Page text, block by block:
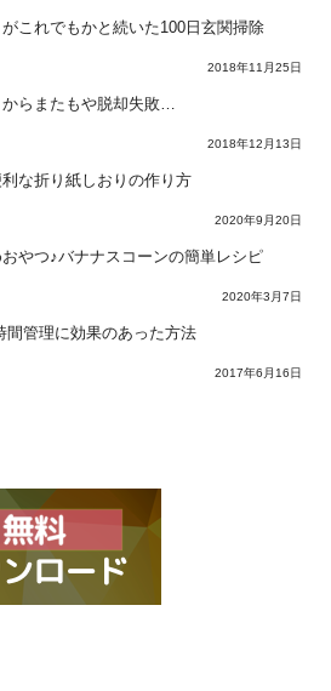
これでもかと続いた100日玄関掃除
2018年11月25日
らまたもや脱却失敗…
2018年12月13日
な折り紙しおりの作り方
2020年9月20日
やつ♪バナナスコーンの簡単レシピ
2020年3月7日
間管理に効果のあった方法
2017年6月16日